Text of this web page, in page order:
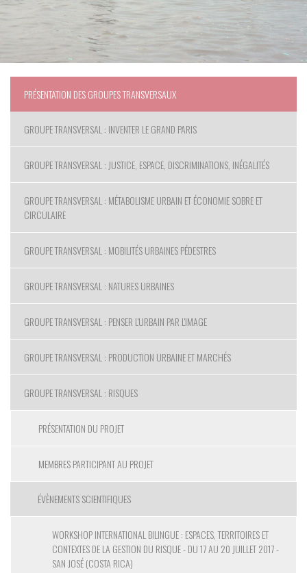
PRÉSENTATION DES GROUPES TRANSVERSAUX
GROUPE TRANSVERSAL : INVENTER LE GRAND PARIS
GROUPE TRANSVERSAL : JUSTICE, ESPACE, DISCRIMINATIONS, INÉGALITÉS
GROUPE TRANSVERSAL : MÉTABOLISME URBAIN ET ÉCONOMIE SOBRE ET
CIRCULAIRE
GROUPE TRANSVERSAL : MOBILITÉS URBAINES PÉDESTRES
GROUPE TRANSVERSAL : NATURES URBAINES
GROUPE TRANSVERSAL : PENSER L'URBAIN PAR L'IMAGE
GROUPE TRANSVERSAL : PRODUCTION URBAINE ET MARCHÉS
GROUPE TRANSVERSAL : RISQUES
PRÉSENTATION DU PROJET
MEMBRES PARTICIPANT AU PROJET
ÉVÈNEMENTS SCIENTIFIQUES
WORKSHOP INTERNATIONAL BILINGUE : ESPACES, TERRITOIRES ET
CONTEXTES DE LA GESTION DU RISQUE - DU 17 AU 20 JUILLET 2017 -
SAN JOSÉ (COSTA RICA)